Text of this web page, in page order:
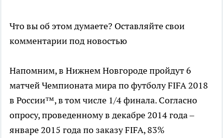
Что вы об этом думаете? Оставляйте свои
комментарии под новостью
Напомним, в Нижнем Новгороде пройдут 6
матчей Чемпионата мира по футболу FIFA 2018
в России™, в том числе 1/4 финала. Согласно
опросу, проведенному в декабре 2014 года –
январе 2015 года по заказу FIFA, 83%